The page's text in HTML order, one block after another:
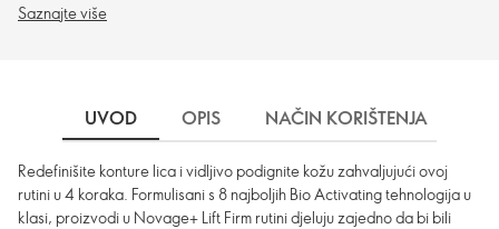
Saznajte više
UVOD OPIS NAČIN KORIŠTENJA
Redefinišite konture lica i vidljivo podignite kožu zahvaljujući ovoj
rutini u 4 koraka. Formulisani s 8 najboljih Bio Activating tehnologija u
klasi, proizvodi u Novage+ Lift Firm rutini djeluju zajedno da bi bili